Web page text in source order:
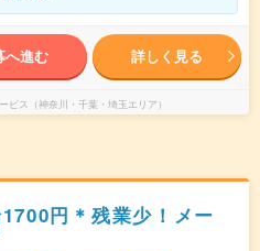
へ進む 詳しく見る
ビス（神奈川・千葉・埼玉エリア）
円＊残業少！メー